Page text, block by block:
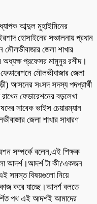
আব্দুল মুহাইমিনের
হোসাইনের সঞ্চালনায় প্রধান
জেলা শাখার
প্রফেসর মামুনুর রশীদ।
মৌলভীবাজার জেলা
আসনের সংসদ সদস্য পদপ্রার্থী
ফেডারেশনের বড়লেখা
সাবেক ভাইস চেয়ারম্যান
জেলা শাখার সাধারণ
সম্পর্কে বলেন,এই শিক্ষক
আদর্শ।আদর্শ টা কী?একজন
সমস্ত বিষয়গুলো নিয়ে
করে যাচ্ছে।আদর্শ বলতে
পথ এই আদর্শই আমাদের